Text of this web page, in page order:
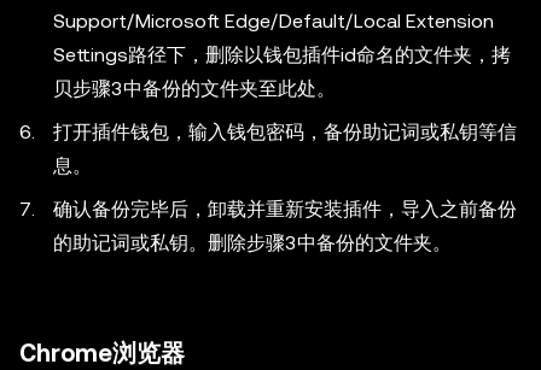
Support/Microsoft Edge/Default/Local Extension
Settings路径下，删除以钱包插件id命名的文件夹，拷
贝步骤3中备份的文件夹至此处。
打开插件钱包，输入钱包密码，备份助记词或私钥等信
息。
确认备份完毕后，卸载并重新安装插件，导入之前备份
的助记词或私钥。删除步骤3中备份的文件夹。
Chrome浏览器